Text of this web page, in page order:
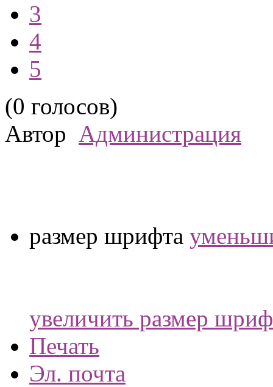
3
4
5
(0 голосов)
Автор Администрация
размер шрифта
увеличить размер
Печать
Эл. почта